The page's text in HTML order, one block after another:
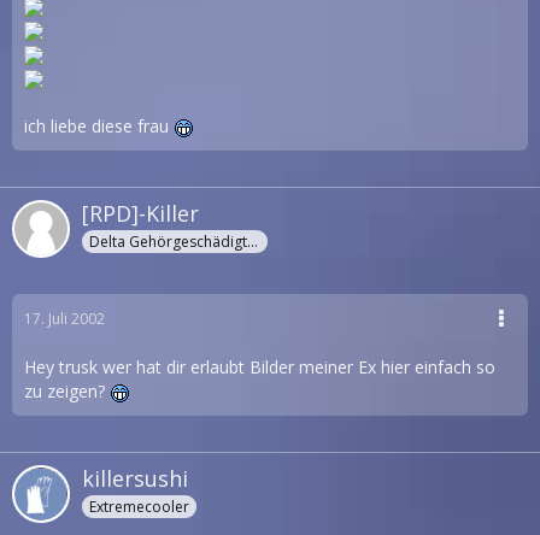
ich liebe diese frau
[RPD]-Killer
Delta Gehörgeschädigter
17. Juli 2002
Hey trusk wer hat dir erlaubt Bilder meiner Ex hier einfach so
zu zeigen?
killersushi
Extremecooler